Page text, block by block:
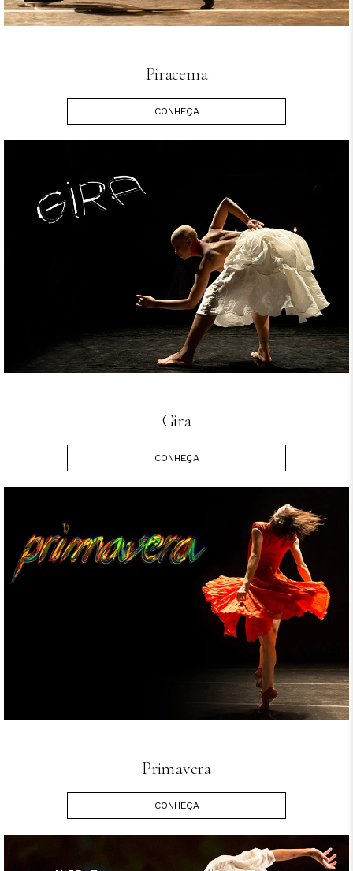
Piracema
CONHEÇA
Gira
CONHEÇA
Primavera
CONHEÇA